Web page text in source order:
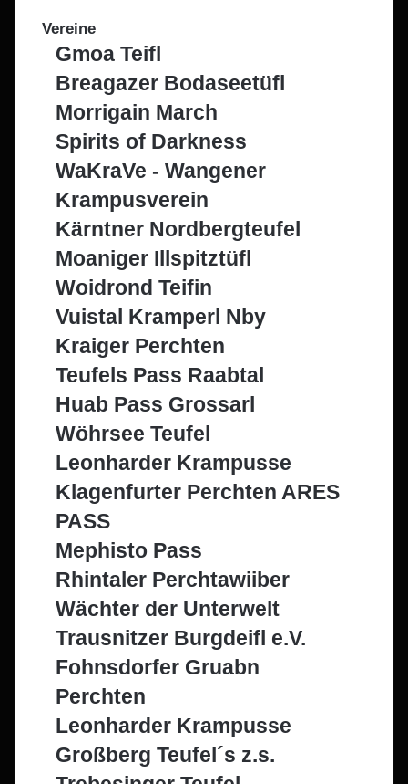
Vereine
Gmoa Teifl
Breagazer Bodaseetüfl
Morrigain March
Spirits of Darkness
WaKraVe - Wangener
Krampusverein
Kärntner Nordbergteufel
Moaniger Illspitztüfl
Woidrond Teifin
Vuistal Kramperl Nby
Kraiger Perchten
Teufels Pass Raabtal
Huab Pass Grossarl
Wöhrsee Teufel
Leonharder Krampusse
Klagenfurter Perchten ARES
PASS
Mephisto Pass
Rhintaler Perchtawiiber
Wächter der Unterwelt
Trausnitzer Burgdeifl e.V.
Fohnsdorfer Gruabn
Perchten
Leonharder Krampusse
Großberg Teufel´s z.s.